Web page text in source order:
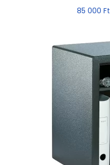
85 000 Ft